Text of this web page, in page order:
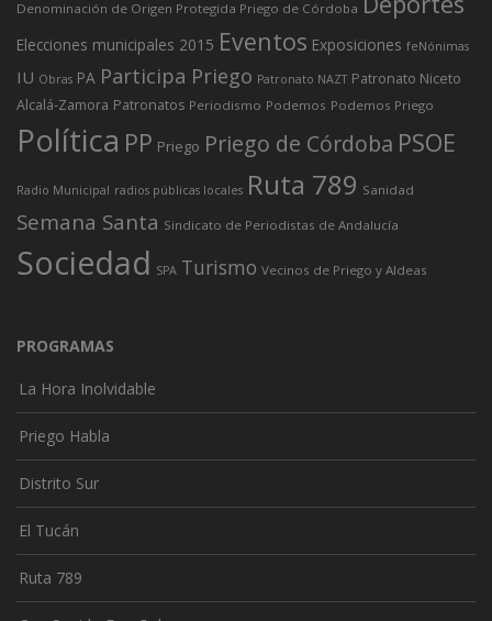
Denominación de Origen Protegida Priego de Córdoba
Elecciones municipales 2015 Eventos Exposiciones feNónimas
IU Obras PA Participa Priego Patronato NAZT Patronato Niceto
Alcalá-Zamora Patronatos Periodismo Podemos Podemos Priego
Política PP Priego Priego de Córdoba PSOE
Radio Municipal radios públicas locales Ruta 789 Sanidad
Semana Santa Sindicato de Periodistas de Andalucía
Sociedad SPA Turismo Vecinos de Priego y Aldeas
PROGRAMAS
La Hora Inolvidable
Priego Habla
Distrito Sur
El Tucán
Ruta 789